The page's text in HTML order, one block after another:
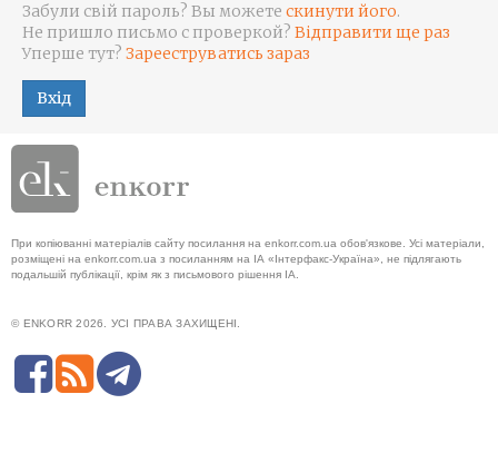
Забули свій пароль? Вы можете скинути його.
Не пришло письмо с проверкой? Відправити ще раз
Уперше тут? Зарееструватись зараз
Вхід
При копіюванні матеріалів сайту посилання на enkorr.com.ua обов'язкове. Усі матеріали,
розміщені на enkorr.com.ua з посиланням на ІА «Інтерфакс-Україна», не підлягають
подальшій публікації, крім як з письмового рішення ІА.
© ENKORR 2026. УСІ ПРАВА ЗАХИЩЕНІ.